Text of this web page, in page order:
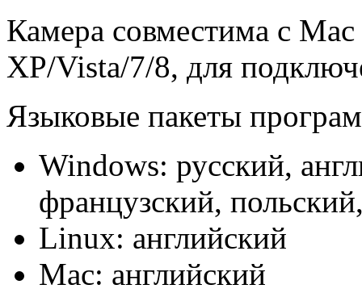
Камера совместима с
XP/Vista/7/8, для
Языковые пакеты
Windows: русский,
французский,
Linux: английский
Mac: английский